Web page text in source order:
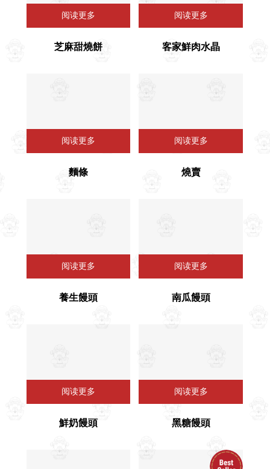
阅读更多
芝麻甜燒餅
阅读更多
客家鮮肉水晶
阅读更多
麵條
阅读更多
燒賣
阅读更多
養生饅頭
阅读更多
南瓜饅頭
阅读更多
鮮奶饅頭
阅读更多
黑糖饅頭